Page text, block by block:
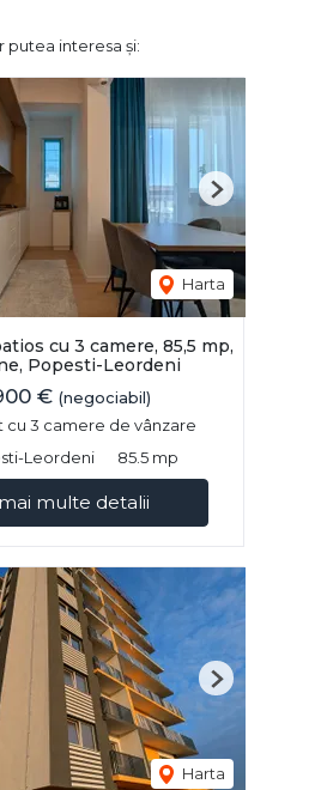
putea interesa și:
Harta
Next
cu 3 camere, 85,5 mp,
Popesti-Leordeni
€ (negociabil)
cu 3 camere de vânzare
Leordeni
85.5 mp
multe detalii
Harta
Next